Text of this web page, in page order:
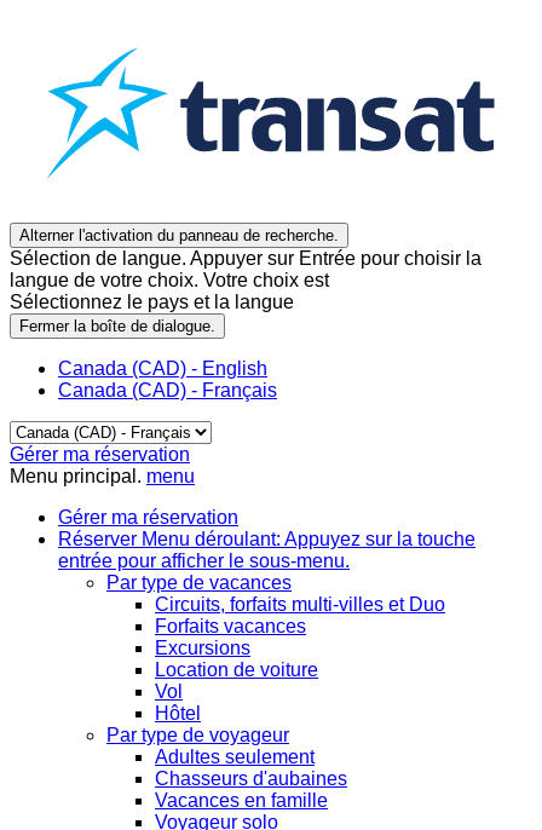
Alterner l'activation du panneau de recherche.
Sélection de langue. Appuyer sur Entrée pour choisir la
langue de votre choix. Votre choix est
Sélectionnez le pays et la langue
Fermer la boîte de dialogue.
Canada (CAD) - English
Canada (CAD) - Français
Gérer ma réservation
Menu principal. menu
Gérer ma réservation
Réserver Menu déroulant: Appuyez sur la touche
entrée pour afficher le sous-menu.
Par type de vacances
Circuits, forfaits multi-villes et Duo
Forfaits vacances
Excursions
Location de voiture
Vol
Hôtel
Par type de voyageur
Adultes seulement
Chasseurs d'aubaines
Vacances en famille
Voyageur solo